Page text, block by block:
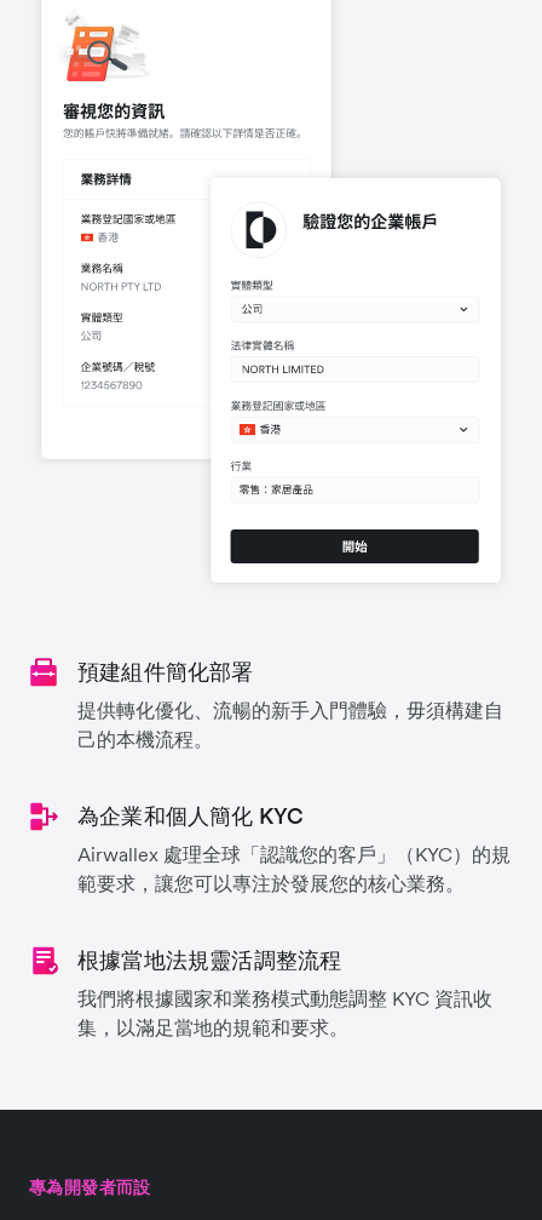
預建組件簡化部署
提供轉化優化、流暢的新手入門體驗，毋須構建自
己的本機流程。
為企業和個人簡化 KYC
Airwallex 處理全球「認識您的客戶」（KYC）的規
範要求，讓您可以專注於發展您的核心業務。
根據當地法規靈活調整流程
我們將根據國家和業務模式動態調整 KYC 資訊收
集，以滿足當地的規範和要求。
專為開發者而設